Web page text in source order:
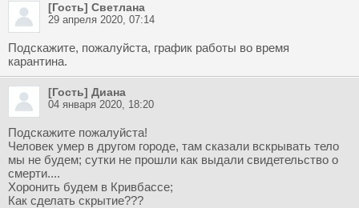
[Гость] Светлана
29 апреля 2020, 07:14
Подскажите, пожалуйста, график работы во время
карантина.
[Гость] Диана
04 января 2020, 18:20
Подскажите пожалуйста!
Человек умер в другом городе, там сказали вскрывать тело
мы не будем; сутки не прошли как выдали свидетельство о
смерти....
Хоронить будем в Кривбассе;
Как сделать скрытие???